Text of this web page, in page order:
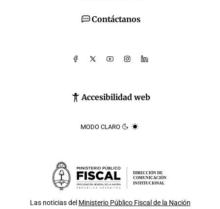
Contáctanos
Accesibilidad web
MODO CLARO
DIRECCIÓN DE
COMUNICACIÓN
INSTITUCIONAL
Las noticias del Ministerio Público Fiscal de la Nación